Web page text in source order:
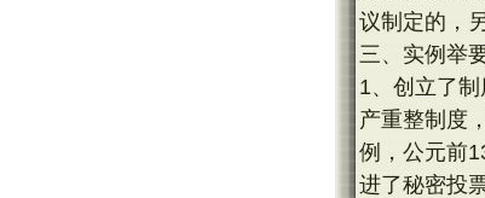
议制定的，
三、实例举
1、创立了
产重整制度
例，公元前
进了秘密投